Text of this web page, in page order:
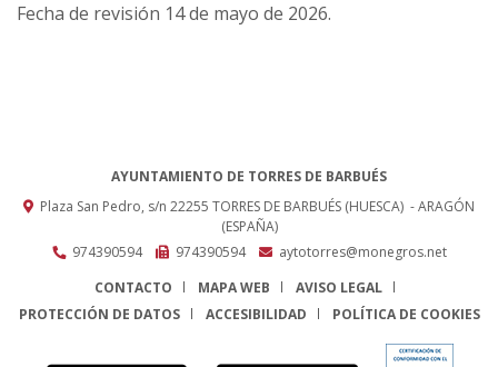
Fecha de revisión 14 de mayo de 2026.
AYUNTAMIENTO DE TORRES DE BARBUÉS
Plaza San Pedro, s/n 22255 TORRES DE BARBUÉS (HUESCA) - ARAGÓN
(ESPAÑA)
974390594
974390594
aytotorres@monegros.net
CONTACTO
MAPA WEB
AVISO LEGAL
PROTECCIÓN DE DATOS
ACCESIBILIDAD POLÍTICA DE COOKIES